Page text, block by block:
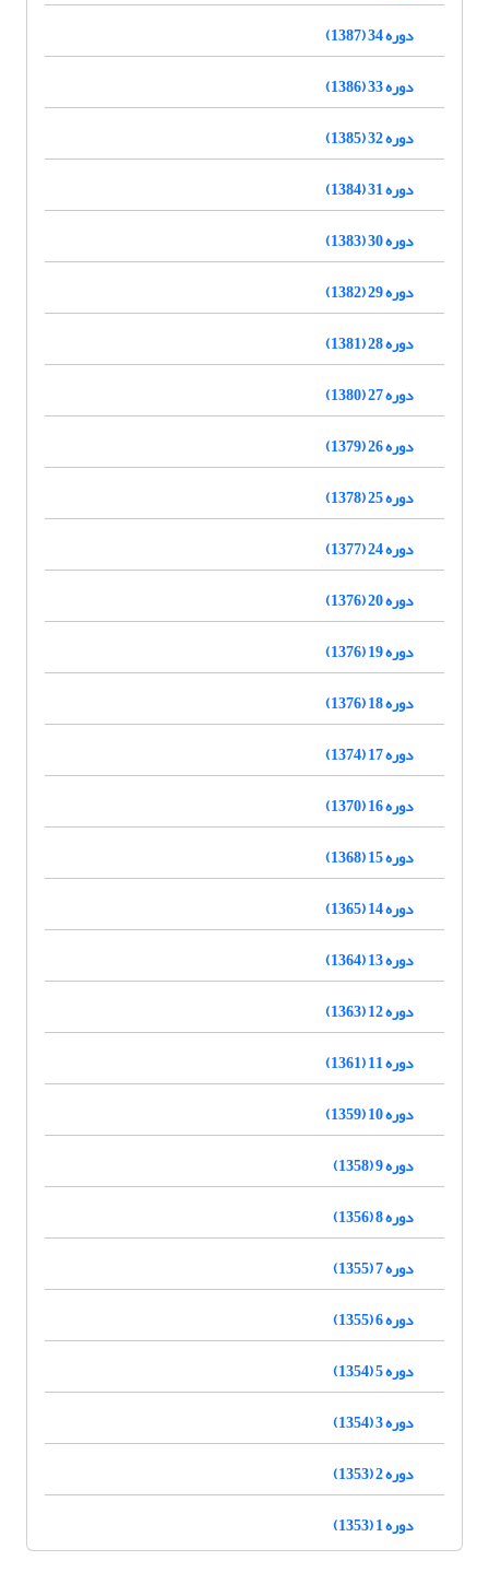
دوره 34 (1387)
دوره 33 (1386)
دوره 32 (1385)
دوره 31 (1384)
دوره 30 (1383)
دوره 29 (1382)
دوره 28 (1381)
دوره 27 (1380)
دوره 26 (1379)
دوره 25 (1378)
دوره 24 (1377)
دوره 20 (1376)
دوره 19 (1376)
دوره 18 (1376)
دوره 17 (1374)
دوره 16 (1370)
دوره 15 (1368)
دوره 14 (1365)
دوره 13 (1364)
دوره 12 (1363)
دوره 11 (1361)
دوره 10 (1359)
دوره 9 (1358)
دوره 8 (1356)
دوره 7 (1355)
دوره 6 (1355)
دوره 5 (1354)
دوره 3 (1354)
دوره 2 (1353)
دوره 1 (1353)